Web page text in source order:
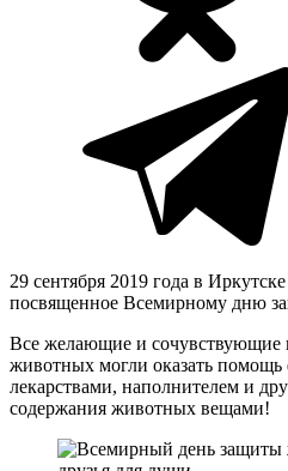
29 сентября 2019 года в
посвященное Всемирному дню
Все желающие и сочувствующие
животных могли оказать
лекарствами, наполнителем и
содержания животных вещами!